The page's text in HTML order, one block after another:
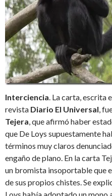
Interciencia. La carta, escrita
revista Diario El Universal,
Tejera, que afirmó haber
que De Loys supuestamente
términos muy claros
engaño de plano. En la carta
un bromista insoportable que
de sus propios chistes. Se